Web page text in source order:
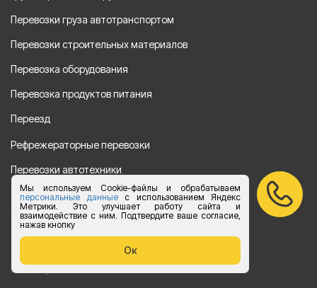
Мы используем Cookie-файлы и обрабатываем
персональные данныес использованием Яндекс
Метрики. Это улучшает работу сайта и
взаимодействие с ним. Подтвердите ваше согласие,
нажав кнопку
Ок
Перевозки груза автотранспортом
Перевозки строительных материалов
Перевозка оборудования
Перевозка продуктов питания
Переезд
Рефрежераторные перевозки
Перевозки автотехники
Перевозка алкогольной продукции
Упаковка груза
Наши направления
Клиенту